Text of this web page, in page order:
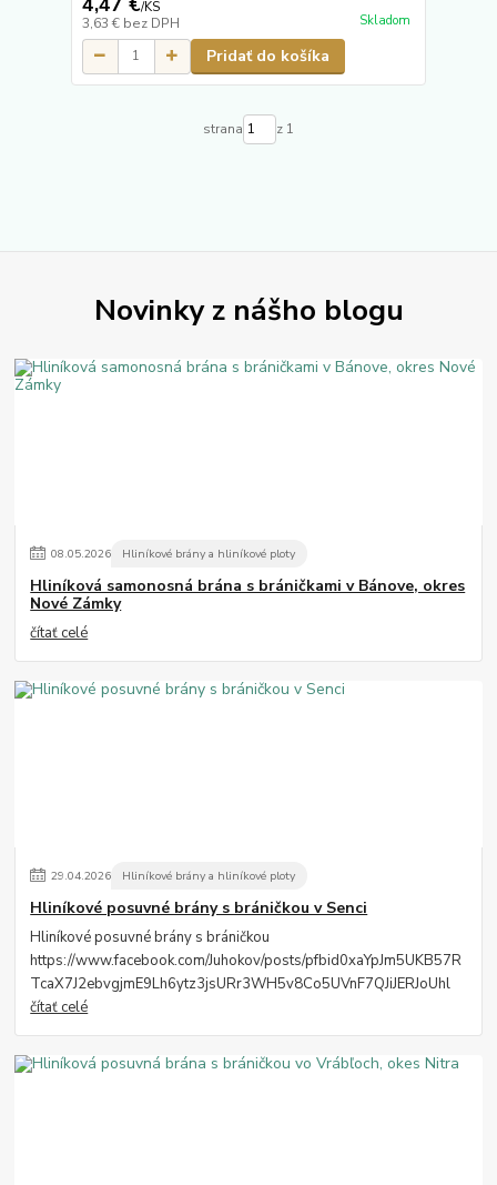
/KS
3,63 € bez DPH Skladom
Pridať do košíka
strana z 1
Novinky z nášho blogu
08.05.2026 Hliníkové brány a hliníkové ploty
Hliníková samonosná brána s bráničkami v Bánove, okres
Nové Zámky
čítať celé
29.04.2026 Hliníkové brány a hliníkové ploty
Hliníkové posuvné brány s bráničkou v Senci
Hliníkové posuvné brány s bráničkou
https://www.facebook.com/Juhokov/posts/pfbid0xaYpJm5UKB57R
TcaX7J2ebvgjmE9Lh6ytz3jsURr3WH5v8Co5UVnF7QJiJERJoUhl
čítať celé